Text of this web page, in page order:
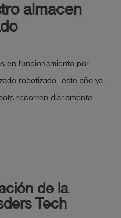
almacen
en funcionamiento por
robotizado, este año ya
recorren diariamente
de la
Tech